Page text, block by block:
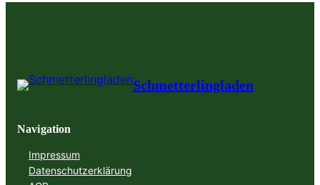
Schmetterlingladen
Navigation
Impressum
Datenschutzerklärung